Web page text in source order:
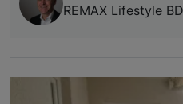
REMAX Lifestyle